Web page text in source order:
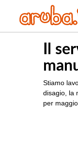
Il
Stiamo
disagio, la
per